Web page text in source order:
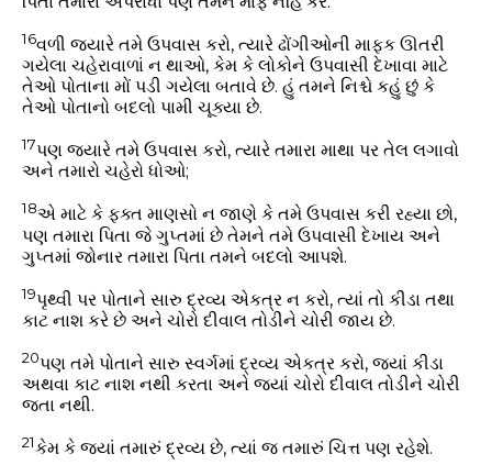
16વળી જયારે તમે ઉપવાસ કરો, ત્યારે ઢોંગીઓની માફક ઊતરી
ગયેલા ચહેરાવાળાં ન થાઓ, કેમ કે લોકોને ઉપવાસી દેખાવા માટે
તેઓ પોતાના મોં પડી ગયેલા બતાવે છે. હું તમને નિશ્ચે કહું છું કે
તેઓ પોતાનો બદલો પામી ચૂક્યા છે.
17પણ જયારે તમે ઉપવાસ કરો, ત્યારે તમારા માથા પર તેલ લગાવો
અને તમારો ચહેરો ધોઓ;
18એ માટે કે ફક્ત માણસો ન જાણે કે તમે ઉપવાસ કરી રહ્યા છો,
પણ તમારા પિતા જે ગુપ્તમાં છે તેમને તમે ઉપવાસી દેખાય અને
ગુપ્તમાં જોનાર તમારા પિતા તમને બદલો આપશે.
19પૃથ્વી પર પોતાને સારુ દ્રવ્ય એકત્ર ન કરો, ત્યાં તો કીડા તથા
કાટ નાશ કરે છે અને ચોરો દીવાલ તોડીને ચોરી જાય છે.
20પણ તમે પોતાને સારુ સ્વર્ગમાં દ્રવ્ય એકત્ર કરો, જ્યાં કીડા
અથવા કાટ નાશ નથી કરતા અને જ્યાં ચોરો દીવાલ તોડીને ચોરી
જતા નથી.
21કેમ કે જ્યાં તમારું દ્રવ્ય છે, ત્યાં જ તમારું ચિત્ત પણ રહેશે.